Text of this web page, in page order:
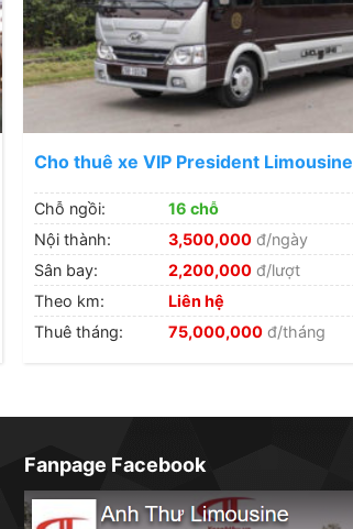
Cho thuê xe VIP President Limousine
Chỗ ngồi:
16 chỗ
Nội thành:
3,500,000đ/ngày
Sân bay:
2,200,000đ/lượt
Theo km:
Liên hệ
Thuê tháng:
75,000,000đ/tháng
Fanpage Facebook